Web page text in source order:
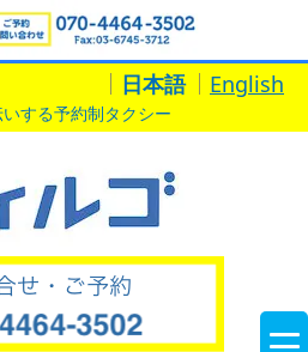
日本語 English
する予約制タクシー